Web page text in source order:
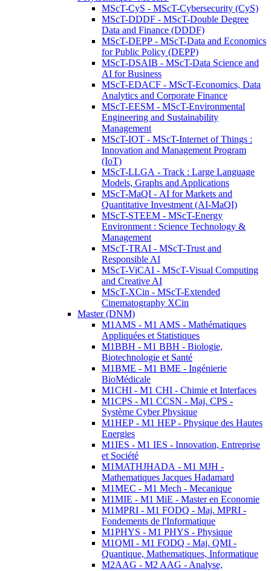
MScT-CyS - MScT-Cybersecurity (CyS)
MScT-DDDF - MScT-Double Degree
Data and Finance (DDDF)
MScT-DEPP - MScT-Data and Economics
for Public Policy (DEPP)
MScT-DSAIB - MScT-Data Science and
AI for Business
MScT-EDACF - MScT-Economics, Data
Analytics and Corporate Finance
MScT-EESM - MScT-Environmental
Engineering and Sustainability
Management
MScT-IOT - MScT-Internet of Things :
Innovation and Management Program
(IoT)
MScT-LLGA - Track : Large Language
Models, Graphs and Applications
MScT-MaQI - AI for Markets and
Quantitative Investment (AI-MaQI)
MScT-STEEM - MScT-Energy
Environment : Science Technology &
Management
MScT-TRAI - MScT-Trust and
Responsible AI
MScT-ViCAI - MScT-Visual Computing
and Creative AI
MScT-XCin - MScT-Extended
Cinematography XCin
Master (DNM)
M1AMS - M1 AMS - Mathématiques
Appliquées et Statistiques
M1BBH - M1 BBH - Biologie,
Biotechnologie et Santé
M1BME - M1 BME - Ingénierie
BioMédicale
M1CHI - M1 CHI - Chimie et Interfaces
M1CPS - M1 CCSN - Maj. CPS -
Système Cyber Physique
M1HEP - M1 HEP - Physique des Hautes
Energies
M1IES - M1 IES - Innovation, Entreprise
et Société
M1MATHJHADA - M1 MJH -
Mathematiques Jacques Hadamard
M1MEC - M1 Mech - Mecanique
M1MIE - M1 MiE - Master en Economie
M1MPRI - M1 FODQ - Maj. MPRI -
Fondements de l'Informatique
M1PHYS - M1 PHYS - Physique
M1QMI - M1 FODQ - Maj. QMI -
Quantique, Mathematiques, Informatique
M2AAG - M2 AAG - Analyse,